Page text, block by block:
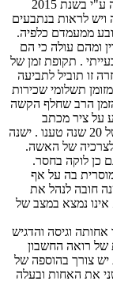
האשה אין כל רלבנטיות מאחר וגילוי העושק התגלה ע"י בשנת 2015
ויש לראות בנתבעים
ממעמדם כלפיה.
ומהם עולה כי הם
. תקופת זמן של
זו תוביל לתביעה
תשלומי שכירות
הרב שחלף הקשה
על ציר מכתב
התביעה של 7 שנים ועליו להיות מחושב משך זמן של 20 שנה טענו . ישנה
משלמים לצרכיה של האשה.
כן לוקה בחסר.
בה על אף
חובה לנהל את
אינו נמצא במצב של
וגיסה והדגיש
של רואה החשבון
להשבה בסכום של 339.840 לזאת יש צורך בהוספה של
מעבר לזה חייב שני את האחות ובעלה